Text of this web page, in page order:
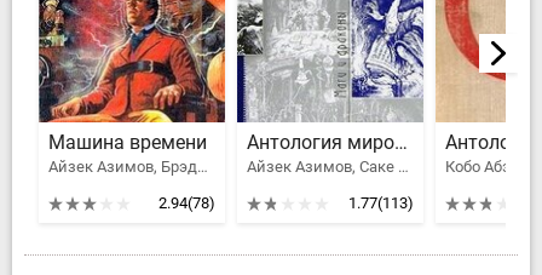
Машина времени
Айзек Азимов, Брэдбери Рэй Дуглас, Бестер Альфред, Роберт Шекли, Уэллс Герберт Джордж, Клейн Жерар, Уиндем Джон Паркс Лукас Бейнон Харрис, Сильверберг Роберт, Кэмпбелл Джон Вуд, Генкин Валерий Исаакович, Кацура Александр Васильевич, Филипп Хосе Фармер
2.94(78)
Антология мировой фантастики. Том 3. Волшебная страна
Айзек Азимов, Саке Комацу, Клайв Стейплз Льюис, Толстой Алексей Николаевич, Желязны Роджер Джозеф, Брэдбери Рэй Дуглас, Ефремов Иван Антонович, Гаррисон Гарри, Рей Жан, Гансовский Север Феликсович, Лейнстер Мюррей, Гамильтон Эдмонд Мур, Муркок Майкл Джон, Блох Роберт Альберт, Хаецкая Елена Владимировна, Лавкрафт Говард Филлипс, Конан Дойл Артур Игнатиус, Головачев Василий Васильевич, Орлов Алекс, Саймак Клиффорд Дональд, Говард Роберт Эдвин, Смит Джордж Генри, Андерсон Пол Уильям, Вэнс Джек Холбрук, Дивов Олег Игоревич, Трускиновская Далия Мейеровна, Кудрявцев Леонид Викторович, Биленкин Дмитрий Александрович, Вейнбаум Стенли, Олдисс Брайан Уилсон, Ван Вогт Альфред Элтон, Дель Рей Лестер, Клейн Жерар, Сильверберг Роберт, Калугин Алексей Александрович, Тургенев Иван Сергеевич, Говард Роберт Ирвин, Мэйчен Артур Ллевелин, Дик Филип Киндред, Саломатов Андрей Васильевич, Миллер-младший Уолтер Майкл
1.77(113)